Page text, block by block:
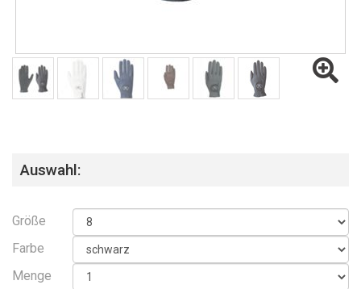
Auswahl:
Größe
Farbe
Menge